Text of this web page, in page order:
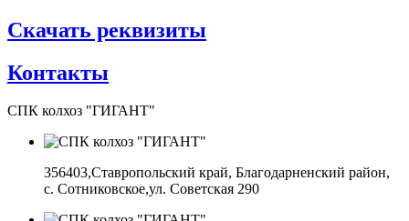
Скачать реквизиты
Контакты
СПК колхоз "ГИГАНТ"
356403,Ставропольский край, Благодарненский район,
с. Сотниковское,ул. Советская 290